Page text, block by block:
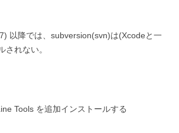
以降では、subversion(svn)は(Xcodeと一
されない。
Tools を追加インストールする